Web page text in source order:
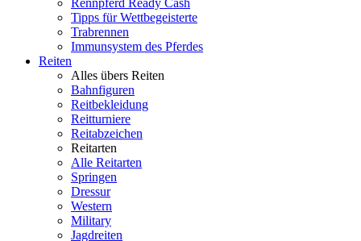
Tipps für Wettbegeisterte
Trabrennen
Immunsystem des Pferdes
Reiten
Alles übers Reiten
Bahnfiguren
Reitbekleidung
Reitturniere
Reitabzeichen
Reitarten
Alle Reitarten
Springen
Dressur
Western
Military
Jagdreiten